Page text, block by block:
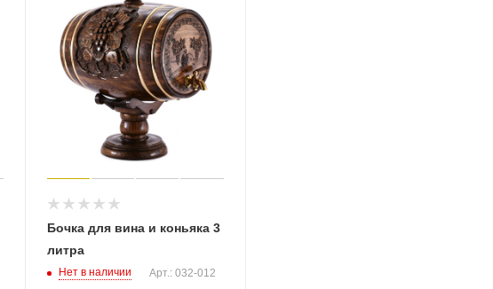
Бочка для вина и коньяка 3
литра
Нет в наличии Арт.: 032-012